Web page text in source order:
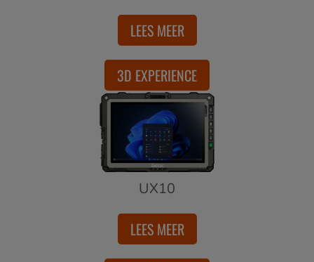
LEES MEER
3D EXPERIENCE
UX10
LEES MEER